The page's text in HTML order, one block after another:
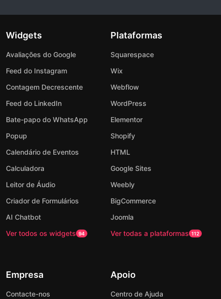
Widgets
Avaliações do Google
Feed do Instagram
Contagem Decrescente
Feed do LinkedIn
Bate-papo do WhatsApp
Popup
Calendário de Eventos
Calculadora
Leitor de Áudio
Criador de Formulários
AI Chatbot
Ver todos os widgets 94
Plataformas
Squarespace
Wix
Webflow
WordPress
Elementor
Shopify
HTML
Google Sites
Weebly
BigCommerce
Joomla
Ver todas a plataformas 112
Empresa
Contacte-nos
Apoio
Centro de Ajuda